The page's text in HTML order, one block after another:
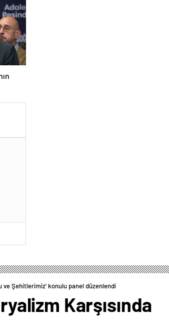
ve Şehitlerimiz’ konulu panel düzenlendi
Karşısında